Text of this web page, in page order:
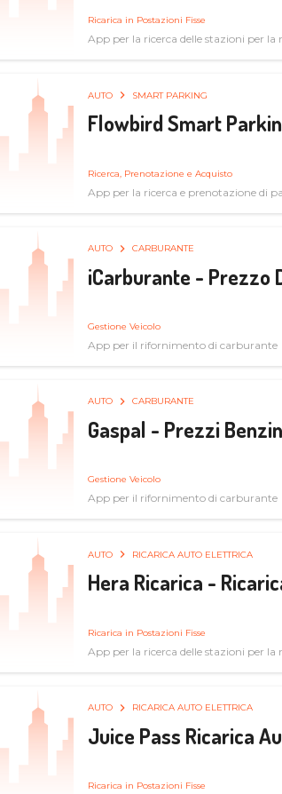
Ricarica in Postazioni Fisse
App per la ricerca delle stazioni per la
AUTO SMART PARKING
Flowbird Smart
Ricerca, Prenotazione e Acquisto
App per la ricerca e prenotazione di
AUTO CARBURANTE
iCarburante - Prezzo
Gestione Veicolo
App per il rifornimento di carburante
AUTO CARBURANTE
Gaspal - Prezzi
Gestione Veicolo
App per il rifornimento di carburante
AUTO RICARICA AUTO ELETTRICA
Hera Ricarica -
Ricarica in Postazioni Fisse
App per la ricerca delle stazioni per la
AUTO RICARICA AUTO ELETTRICA
Juice Pass Ricarica
Ricarica in Postazioni Fisse